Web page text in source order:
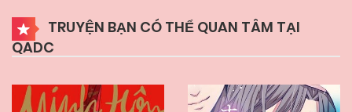
TRUYỆN BẠN CÓ THỂ QUAN TÂM TẠI
QADC